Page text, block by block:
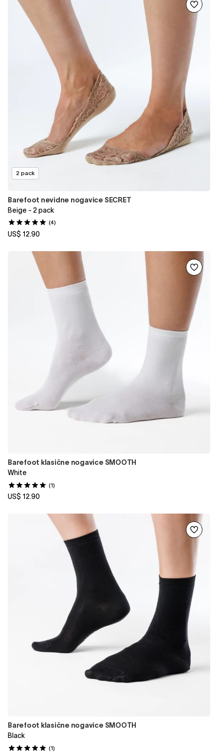
2 pack
Barefoot nevidne nogavice SECRET
Beige - 2 pack
(4)
US$ 12.90
Barefoot klasične nogavice SMOOTH
White
(1)
US$ 12.90
Barefoot klasične nogavice SMOOTH
Black
(1)